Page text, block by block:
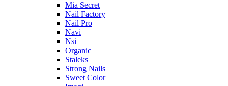
Mia Secret
Nail Factory
Nail Pro
Navi
Nsi
Organic
Staleks
Strong Nails
Sweet Color